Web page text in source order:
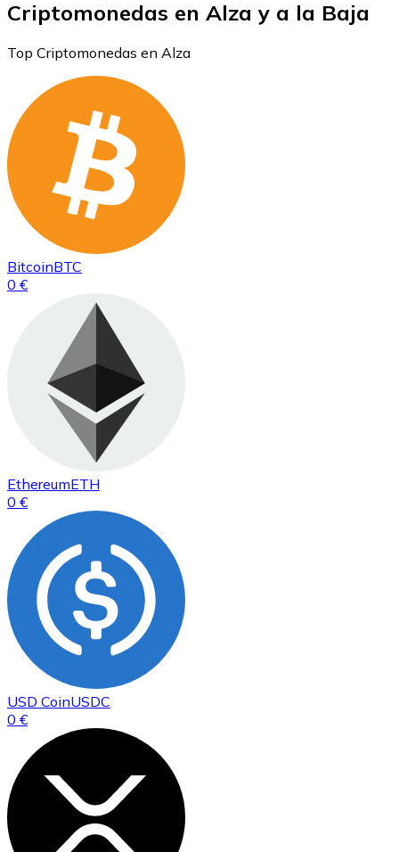
Criptomonedas en Alza y a la Baja
Top Criptomonedas en Alza
BitcoinBTC
0 €
EthereumETH
0 €
USD CoinUSDC
0 €